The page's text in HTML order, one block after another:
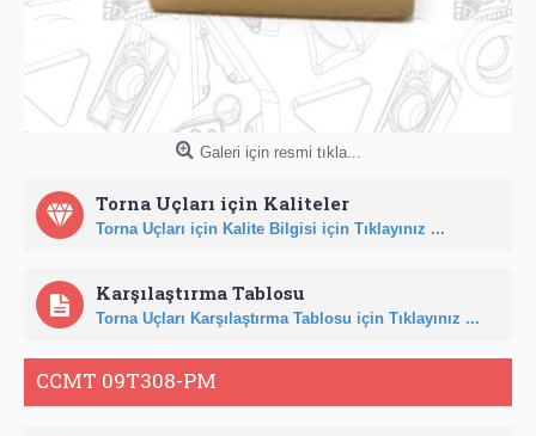
Galeri için resmi tıkla...
Torna Uçları için Kaliteler
Torna Uçları için Kalite Bilgisi için Tıklayınız ...
Karşılaştırma Tablosu
Torna Uçları Karşılaştırma Tablosu için Tıklayınız ...
CCMT 09T308-PM